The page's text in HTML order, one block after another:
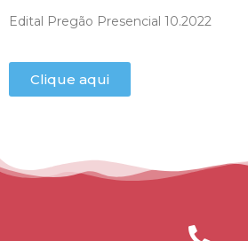
Edital Pregão Presencial 10.2022
Clique aqui